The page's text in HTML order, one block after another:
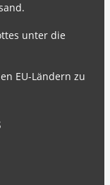
unter die
EU-Ländern zu